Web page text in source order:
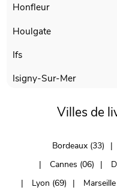
Honfleur
Houlgate
Ifs
Isigny-Sur-Mer
Villes de
Bordeaux (33)
Cannes (06)
Lyon (69)